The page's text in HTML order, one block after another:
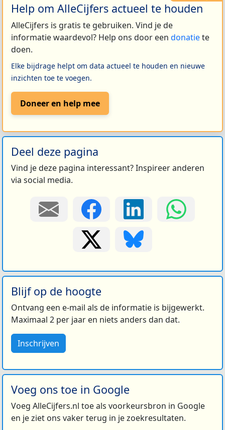
Help om AlleCijfers actueel te houden
AlleCijfers is gratis te gebruiken. Vind je de
informatie waardevol? Help ons door een donatiete
doen.
Elke bijdrage helpt om data actueel te houden en nieuwe
inzichten toe te voegen.
Doneer en help mee
Deel deze pagina
Vind je deze pagina interessant? Inspireer anderen
via social media.
Blijf op de hoogte
Ontvang een e-mail als de informatie is bijgewerkt.
Maximaal 2 per jaar en niets anders dan dat.
Inschrijven
Voeg ons toe in Google
Voeg AlleCijfers.nl toe als voorkeursbron in Google
en je ziet ons vaker terug in je zoekresultaten.